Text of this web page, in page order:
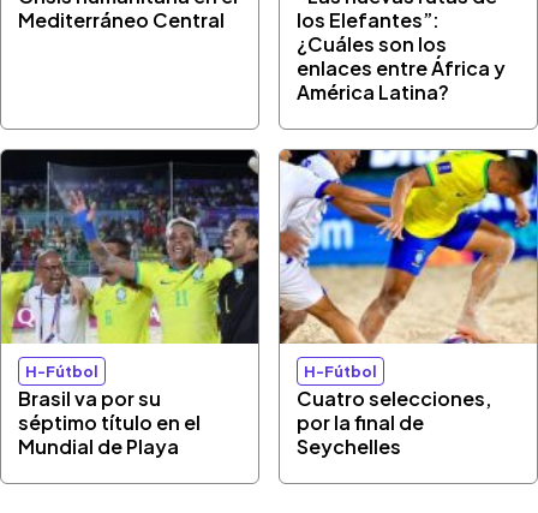
Mediterráneo Central
los Elefantes”:
¿Cuáles son los
enlaces entre África y
América Latina?
H-Fútbol
Brasil va por su
séptimo título en el
Mundial de Playa
H-Fútbol
Cuatro selecciones,
por la final de
Seychelles